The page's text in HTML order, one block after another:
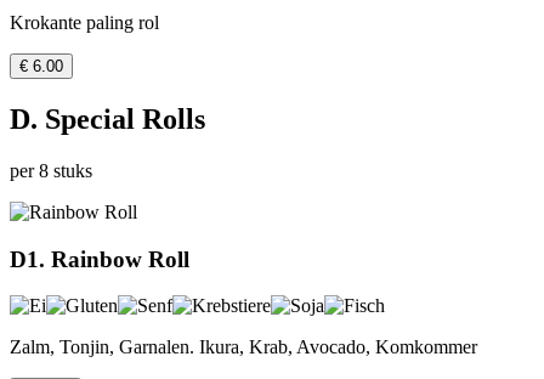
Krokante paling rol
€ 6.00
D. Special Rolls
per 8 stuks
D1. Rainbow Roll
Zalm, Tonjin, Garnalen. Ikura, Krab, Avocado, Komkommer